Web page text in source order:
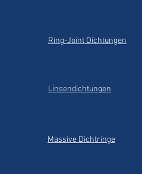
Ring-Joint Dichtungen
Linsendichtungen
Massive Dichtringe